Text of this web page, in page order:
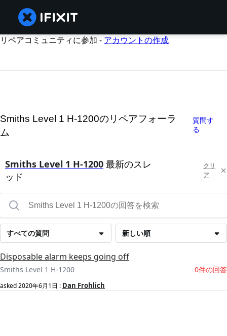
リペアコミュニティに参加 - アカウントの作成
Smiths Level 1 H-1200のリペアフォーラ
ム
質問す
る
Smiths Level 1 H-1200 最新のスレ
ッド
クリ
ア
新しい順
すべての質問
Disposable alarm keeps going off
Smiths Level 1 H-1200 0件の回答
asked2020年6月1日 : Dan Frohlich